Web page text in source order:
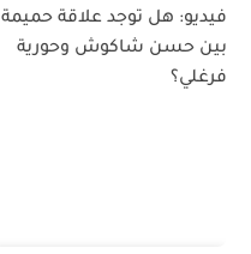
فيديو: هل توجد علاقة حميمة
بين حسن شاكوش وحورية
فرغلي؟